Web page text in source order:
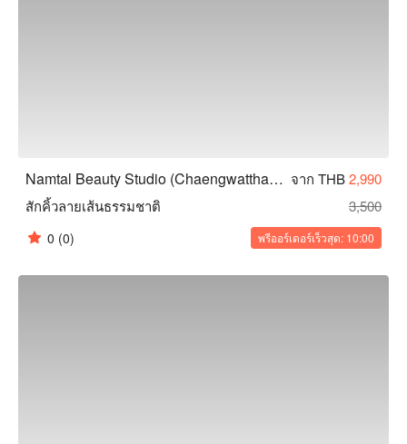
Namtal Beauty Studio (Chaengwatthana) จาก THB2,990
สักคิ้วลายเส้นธรรมชาติ
3,500
0 (0) พรีออร์เดอร์เร็วสุด: 10:00